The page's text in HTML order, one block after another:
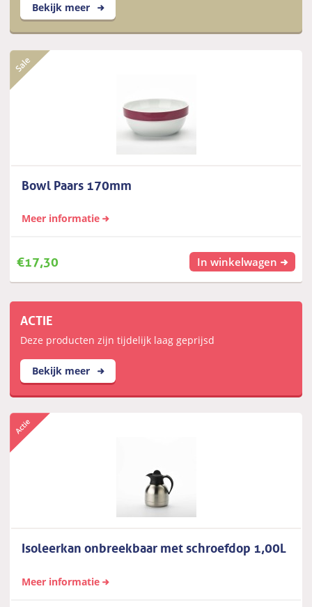
Bekijk meer
Bowl Paars 170mm
Meer informatie
€17,30 In winkelwagen
ACTIE
Deze producten zijn tijdelijk laag geprijsd
Bekijk meer
Isoleerkan onbreekbaar met schroefdop 1,00L
Meer informatie